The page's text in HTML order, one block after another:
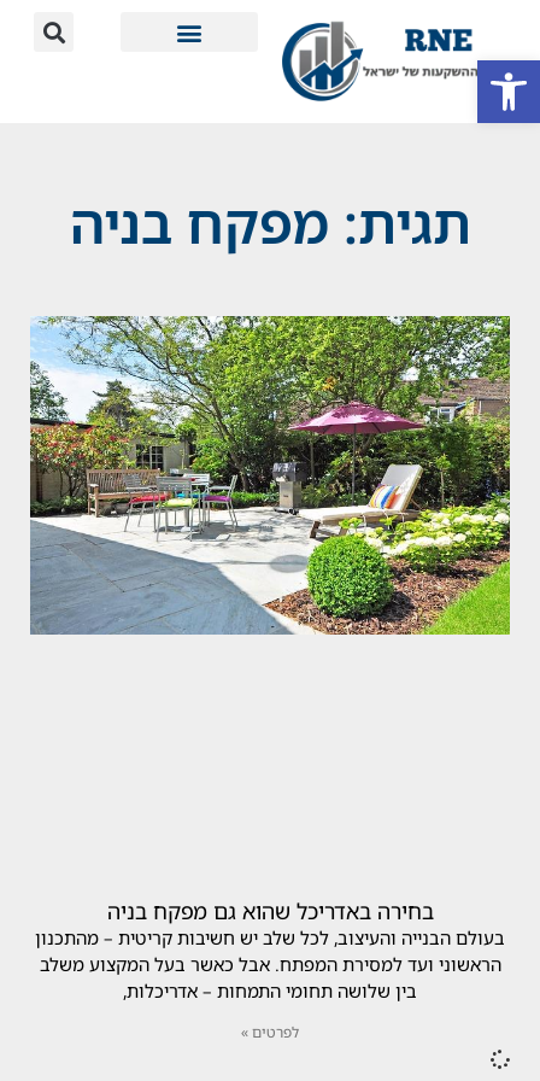
תגית: מפקח בניה
בחירה באדריכל שהוא גם מפקח בניה
בעולם הבנייה והעיצוב, לכל שלב יש חשיבות קריטית – מהתכנון
הראשוני ועד למסירת המפתח. אבל כאשר בעל המקצוע משלב
בין שלושה תחומי התמחות – אדריכלות,
לפרטים »
פתח סרגל נגישות